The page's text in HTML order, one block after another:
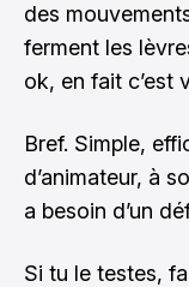
des
ferment les
ok, en fait c’est
Bref. Simple,
d’animateur, à
a besoin d’un
Si tu le testes,